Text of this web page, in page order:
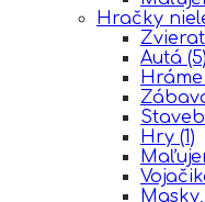
Hračky
Autá (5)
Hry (1)